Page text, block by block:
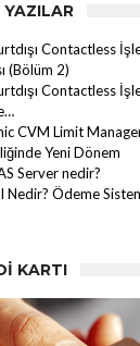
YAZILAR
Contactless
(Bölüm 2)
Contactless
CVM Limit
Yeni Dönem
Server nedir?
Nedir? Ödeme
KARTI